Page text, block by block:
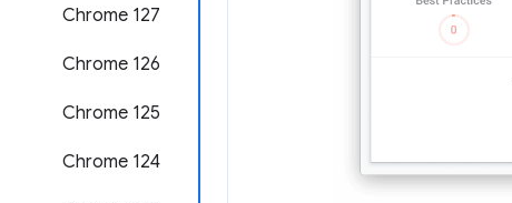
‫Chrome 127
‫Chrome 126
‫Chrome 125
Chrome 124